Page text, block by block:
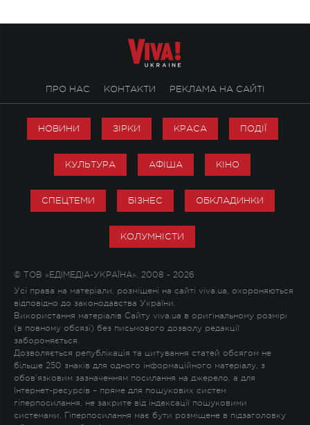
ПРО НАС КОНТАКТИ РЕКЛАМА НА САЙТІ
НОВИНИ ЗІРКИ КРАСА ПОДІЇ
КУЛЬТУРА АФІША КІНО
СПЕЦТЕМИ БІЗНЕС ОБКЛАДИНКИ
КОЛУМНІСТИ
© ТОВ «ЕДІМЕДІА-УКРАЇНА», 2008 - 2026
Усі права на матеріали, розміщені на сайті viva.ua, охороняються
відповідно до законодавства України.
Використання матеріалів Сайту viva.ua в оригінальному розмірі
(в повному обсязі) без письмового дозволу редакції
забороняється.
Дозволяється републікація та цитування статей обсягом не
більше 250 знаків для одного інформаційного матеріалу, з
обов'язковим зазначенням посилання на джерело, а для
Інтернет-ресурсів – пряме для пошукових систем
гіперпосилання, не закрите від індексації пошуковими
системами. Гіперпосилання має бути розміщене в підзаголовку